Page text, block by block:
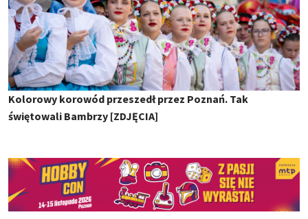
Kolorowy korowód przeszedł przez Poznań. Tak
świętowali Bambrzy [ZDJĘCIA]